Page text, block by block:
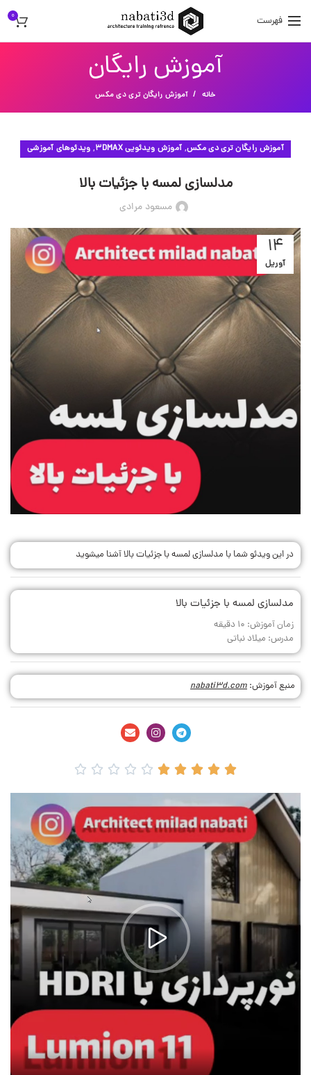
فهرست 0
آموزش رایگان
خانه آموزش رایگان تری دی مکس
آموزش رایگان تری دی مکس, آموزش ویدئویی 3DMAX , ویدئوهای آموزشی
مدلسازی لمسه با جزئیات بالا
مسعود مرادی
14
آوریل
در این ویدئو شما با مدلسازی لمسه با جزئیات بالا آشنا میشوید
مدلسازی لمسه با جزئیات بالا
زمان آموزش: 10 دقیقه
مدرس: میلاد نباتی
منبع آموزش: nabati3d.com









